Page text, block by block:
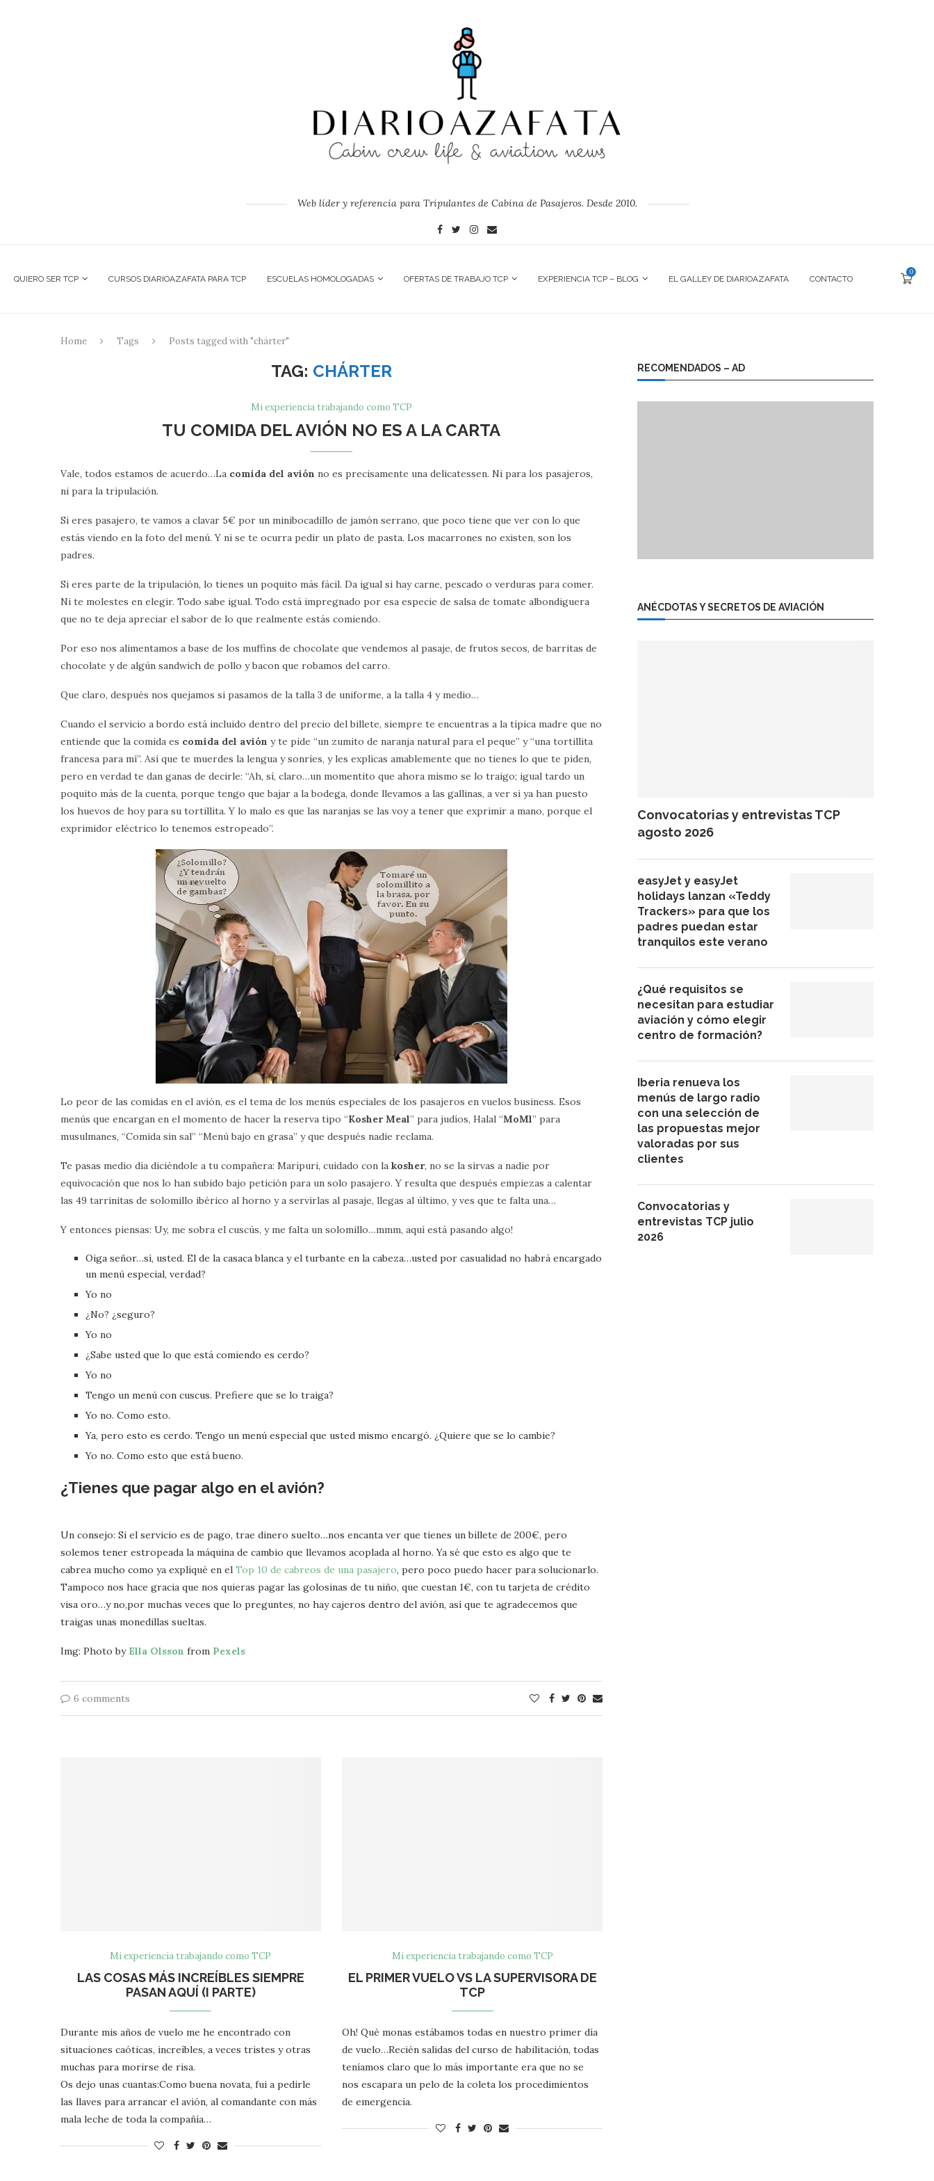
Web líder y referencia para Tripulantes de Cabina de Pasajeros. Desde 2010.
QUIERO SER TCP CURSOS DIARIOAZAFATA PARA TCP ESCUELAS HOMOLOGADAS OFERTAS DE TRABAJO TCP EXPERIENCIA TCP – BLOG EL GALLEY DE DIARIOAZAFATA CONTACTO
0
Home Tags Posts tagged with "chárter"
TAG: CHÁRTER
Mi experiencia trabajando como TCP
TU COMIDA DEL AVIÓN NO ES A LA CARTA
Vale, todos estamos de acuerdo…La comida del avión no es precisamente una delicatessen. Ni para los pasajeros,
ni para la tripulación.
Si eres pasajero, te vamos a clavar 5€ por un minibocadillo de jamón serrano, que poco tiene que ver con lo que
estás viendo en la foto del menú. Y ni se te ocurra pedir un plato de pasta. Los macarrones no existen, son los
padres.
Si eres parte de la tripulación, lo tienes un poquito más fácil. Da igual si hay carne, pescado o verduras para comer.
Ni te molestes en elegir. Todo sabe igual. Todo está impregnado por esa especie de salsa de tomate albondiguera
que no te deja apreciar el sabor de lo que realmente estás comiendo.
Por eso nos alimentamos a base de los muffins de chocolate que vendemos al pasaje, de frutos secos, de barritas de
chocolate y de algún sandwich de pollo y bacon que robamos del carro.
Que claro, después nos quejamos si pasamos de la talla 3 de uniforme, a la talla 4 y medio…
Cuando el servicio a bordo está incluido dentro del precio del billete, siempre te encuentras a la típica madre que no
entiende que la comida es comida del avión y te pide “un zumito de naranja natural para el peque” y “una tortillita
francesa para mí”. Así que te muerdes la lengua y sonríes, y les explicas amablemente que no tienes lo que te piden,
pero en verdad te dan ganas de decirle: “Ah, sí, claro…un momentito que ahora mismo se lo traigo; igual tardo un
poquito más de la cuenta, porque tengo que bajar a la bodega, donde llevamos a las gallinas, a ver si ya han puesto
los huevos de hoy para su tortillita. Y lo malo es que las naranjas se las voy a tener que exprimir a mano, porque el
exprimidor eléctrico lo tenemos estropeado”.
Lo peor de las comidas en el avión, es el tema de los menús especiales de los pasajeros en vuelos business. Esos
menús que encargan en el momento de hacer la reserva tipo “Kosher Meal” para judíos, Halal “MoMl” para
musulmanes, “Comida sin sal” “Menú bajo en grasa” y que después nadie reclama.
Te pasas medio día diciéndole a tu compañera: Maripuri, cuidado con la kosher, no se la sirvas a nadie por
equivocación que nos lo han subido bajo petición para un solo pasajero. Y resulta que después empiezas a calentar
las 49 tarrinitas de solomillo ibérico al horno y a servirlas al pasaje, llegas al último, y ves que te falta una…
Y entonces piensas: Uy, me sobra el cuscús, y me falta un solomillo…mmm, aquí está pasando algo!
Oiga señor…sí, usted. El de la casaca blanca y el turbante en la cabeza…usted por casualidad no habrá encargado
un menú especial, verdad?
Yo no
¿No? ¿seguro?
Yo no
¿Sabe usted que lo que está comiendo es cerdo?
Yo no
Tengo un menú con cuscus. Prefiere que se lo traiga?
Yo no. Como esto.
Ya, pero esto es cerdo. Tengo un menú especial que usted mismo encargó. ¿Quiere que se lo cambie?
Yo no. Como esto que está bueno.
¿Tienes que pagar algo en el avión?
Un consejo: Si el servicio es de pago, trae dinero suelto…nos encanta ver que tienes un billete de 200€, pero
solemos tener estropeada la máquina de cambio que llevamos acoplada al horno. Ya sé que esto es algo que te
cabrea mucho como ya expliqué en el Top 10 de cabreos de una pasajero, pero poco puedo hacer para solucionarlo.
Tampoco nos hace gracia que nos quieras pagar las golosinas de tu niño, que cuestan 1€, con tu tarjeta de crédito
visa oro…y no,por muchas veces que lo preguntes, no hay cajeros dentro del avión, así que te agradecemos que
traigas unas monedillas sueltas.
Img: Photo by Ella Olsson from Pexels
6 comments
Mi experiencia trabajando como TCP
LAS COSAS MÁS INCREÍBLES SIEMPRE
PASAN AQUÍ (I PARTE)
Durante mis años de vuelo me he encontrado con
situaciones caóticas, increíbles, a veces tristes y otras
muchas para morirse de risa.
Os dejo unas cuantas:Como buena novata, fui a pedirle
las llaves para arrancar el avión, al comandante con más
mala leche de toda la compañía…
Mi experiencia trabajando como TCP
EL PRIMER VUELO VS LA SUPERVISORA DE
TCP
Oh! Qué monas estábamos todas en nuestro primer día
de vuelo…Recién salidas del curso de habilitación, todas
teníamos claro que lo más importante era que no se
nos escapara un pelo de la coleta los procedimientos
de emergencia.
RECOMENDADOS – AD
ANÉCDOTAS Y SECRETOS DE AVIACIÓN
Convocatorias y entrevistas TCP
agosto 2026
easyJet y easyJet
holidays lanzan «Teddy
Trackers» para que los
padres puedan estar
tranquilos este verano
¿Qué requisitos se
necesitan para estudiar
aviación y cómo elegir
centro de formación?
Iberia renueva los
menús de largo radio
con una selección de
las propuestas mejor
valoradas por sus
clientes
Convocatorias y
entrevistas TCP julio
2026